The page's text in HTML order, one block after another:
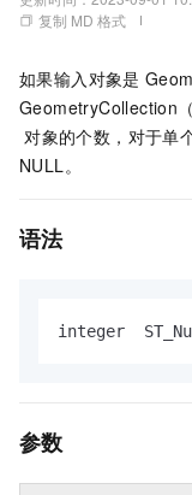
复制 MD 格式
如果输入对象是
GeometryCollection
对象的个数，对于单
NULL。
语法
integer
参数